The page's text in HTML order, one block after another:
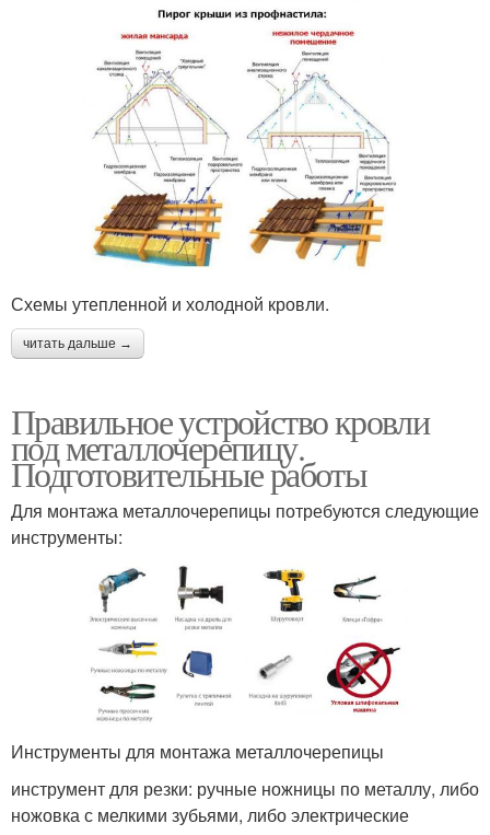
Схемы утепленной и холодной кровли.
читать дальше →
Правильное устройство кровли
под металлочерепицу.
Подготовительные работы
Для монтажа металлочерепицы потребуются следующие
инструменты:
Инструменты для монтажа металлочерепицы
инструмент для резки: ручные ножницы по металлу, либо
ножовка с мелкими зубьями, либо электрические